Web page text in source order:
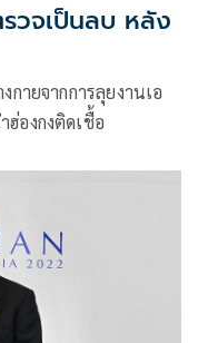
วจเป็นลบ หลัง
กายจากการลุยงานเอ
องกงติดเชื้อ